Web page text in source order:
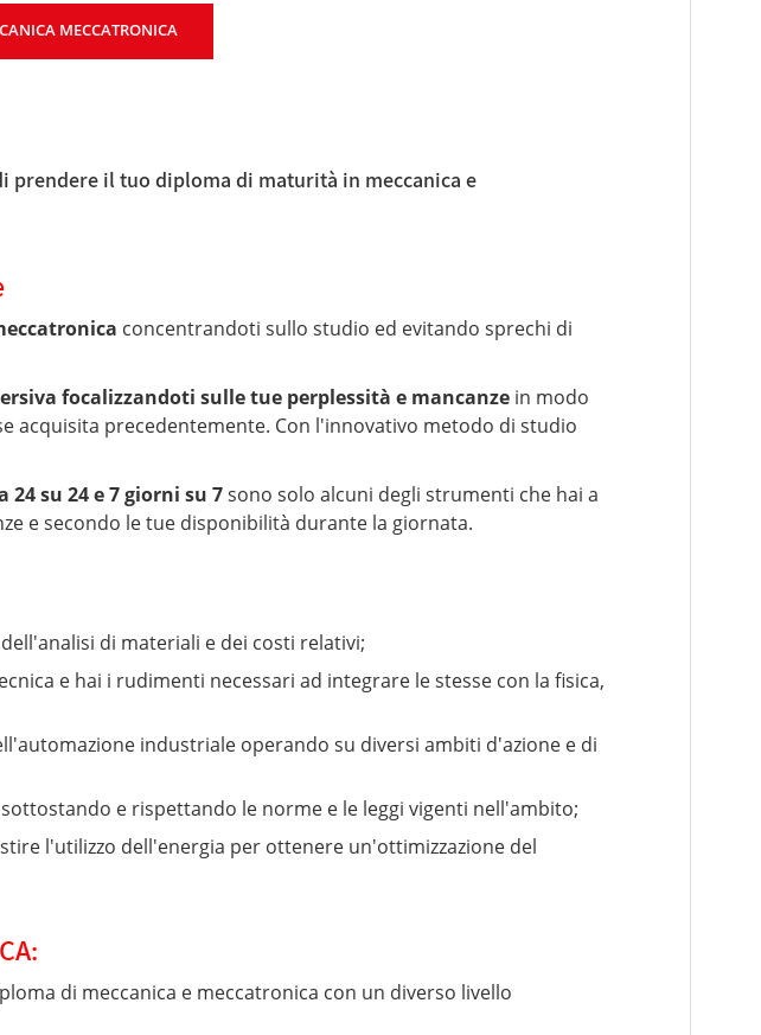
MECCATRONICA
prendere il tuo diploma di maturità in meccanica e
concentrandoti sullo studio ed evitando sprechi di
focalizzandoti sulle tue perplessità e mancanze in modo
acquisita precedentemente. Con l'innovativo metodo di studio
su 24 e 7 giorni su 7sono solo alcuni degli strumenti che hai a
e secondo le tue disponibilità durante la giornata.
di materiali e dei costi relativi;
e hai i rudimenti necessari ad integrare le stesse con la fisica,
industriale operando su diversi ambiti d'azione e di
e rispettando le norme e le leggi vigenti nell'ambito;
l'utilizzo dell'energia per ottenere un'ottimizzazione del
di meccanica e meccatronica con un diverso livello